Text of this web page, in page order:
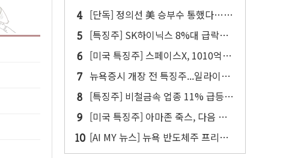
[단독] 정의선 美 승부수 통했다…현
대차 메타플랜트 2교대 가동
[특징주] SK하이닉스 8%대 급락…
주주환원·솔리다임 이슈 부각
[미국 특징주] 스페이스X, 1010억달
러 락업 해제 앞두고 주가 압박 가중
뉴욕증시 개장 전 특징주...일라이릴
리·아리스타네트웍스·디즈니↑ VS
써클·AMD·핀터레스트↓
[특징주] 비철금속 업종 11% 급등…
구리 가격 상승 전망 부각
[미국 특징주] 아마존 죽스, 다음 주
라스베이거스에서 유료 로보택시 운
행 시작
[AI MY 뉴스] 뉴욕 반도체주 프리뷰...
스페이스X 독점 공급 기대에 엔비디